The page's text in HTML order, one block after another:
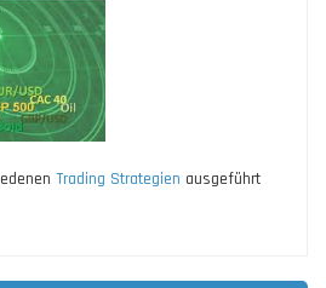
Trading Strategien ausgeführt